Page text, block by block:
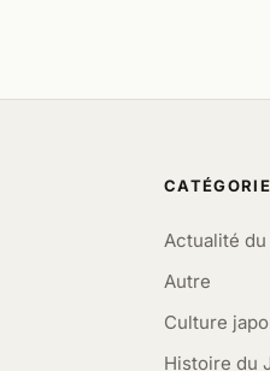
Actualité du
Autre
Culture
Histoire du